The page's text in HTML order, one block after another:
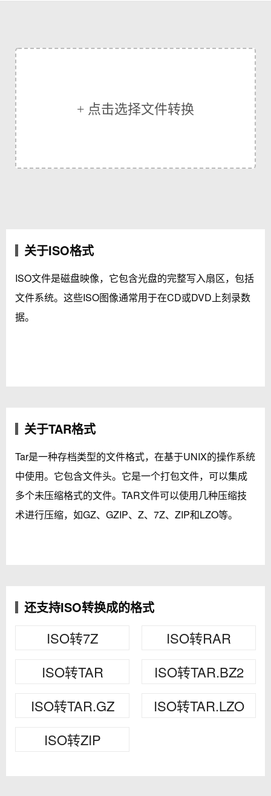
+ 点击选择文件转换
关于ISO格式
ISO文件是磁盘映像，它包含光盘的完整写入扇区，包括
文件系统。这些ISO图像通常用于在CD或DVD上刻录数
据。
关于TAR格式
Tar是一种存档类型的文件格式，在基于UNIX的操作系统
中使用。它包含文件头。它是一个打包文件，可以集成
多个未压缩格式的文件。TAR文件可以使用几种压缩技
术进行压缩，如GZ、GZIP、Z、7Z、ZIP和LZO等。
还支持ISO转换成的格式
ISO转7Z
ISO转RAR
ISO转TAR
ISO转TAR.BZ2
ISO转TAR.GZ
ISO转TAR.LZO
ISO转ZIP